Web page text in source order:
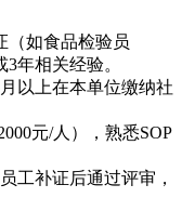
（如食品检验员
年相关经验。
以上在本单位缴纳社
元/人），熟悉SOP
工补证后通过评审，